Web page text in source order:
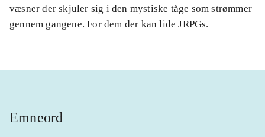
væsner der skjuler sig i den mystiske tåge som strømmer
gennem gangene. For dem der kan lide JRPGs.
Emneord